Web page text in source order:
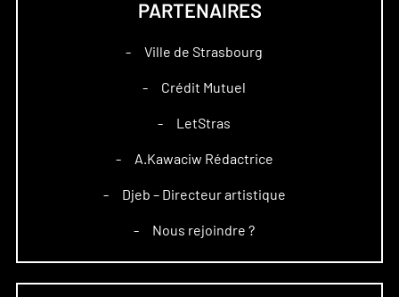
PARTENAIRES
– Ville de Strasbourg
– Crédit Mutuel
– LetStras
– A.Kawaciw Rédactrice
– Djeb – Directeur artistique
– Nous rejoindre ?